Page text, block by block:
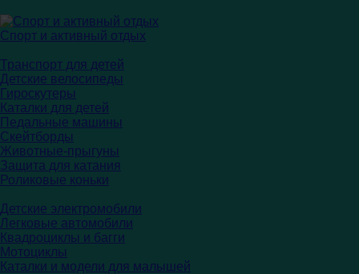
Спорт и активный отдых
Транспорт для детей
Детские велосипеды
Гироскутеры
Каталки для детей
Педальные машины
Скейтборды
Животные-прыгуны
Защита для катания
Роликовые коньки
Детские электромобили
Легковые автомобили
Квадроциклы и багги
Мотоциклы
Каталки и модели для малышей